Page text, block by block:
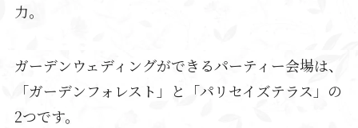
力。
ガーデンウェディングができるパーティー会場は、
「ガーデンフォレスト」と「パリセイズテラス」の
2つです。